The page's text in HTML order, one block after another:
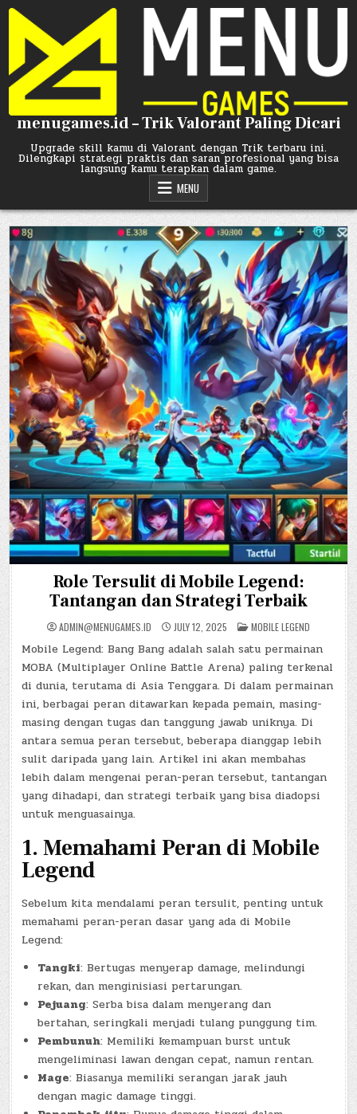
Skip
content
menugames.id – Trik Valorant Paling Dicari
Upgrade skill kamu di Valorant dengan Trik terbaru ini.
Dilengkapi strategi praktis dan saran profesional yang bisa
langsung kamu terapkan dalam game.
MENU
Role Tersulit di Mobile Legend:
Tantangan dan Strategi Terbaik
ADMIN@MENUGAMES.ID JULY 12, 2025 POSTED
IN
MOBILE LEGEND
Mobile Legend: Bang Bang adalah salah satu permainan
MOBA (Multiplayer Online Battle Arena) paling terkenal
di dunia, terutama di Asia Tenggara. Di dalam permainan
ini, berbagai peran ditawarkan kepada pemain, masing-
masing dengan tugas dan tanggung jawab uniknya. Di
antara semua peran tersebut, beberapa dianggap lebih
sulit daripada yang lain. Artikel ini akan membahas
lebih dalam mengenai peran-peran tersebut, tantangan
yang dihadapi, dan strategi terbaik yang bisa diadopsi
untuk menguasainya.
1. Memahami Peran di Mobile
Legend
Sebelum kita mendalami peran tersulit, penting untuk
memahami peran-peran dasar yang ada di Mobile
Legend:
Tangki: Bertugas menyerap damage, melindungi
rekan, dan menginisiasi pertarungan.
Pejuang: Serba bisa dalam menyerang dan
bertahan, seringkali menjadi tulang punggung tim.
Pembunuh: Memiliki kemampuan burst untuk
mengeliminasi lawan dengan cepat, namun rentan.
Mage: Biasanya memiliki serangan jarak jauh
dengan magic damage tinggi.